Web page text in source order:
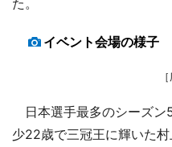
た。
イベント会場の様子
日本選手最多のシーズン
少22歳で三冠王に輝いた